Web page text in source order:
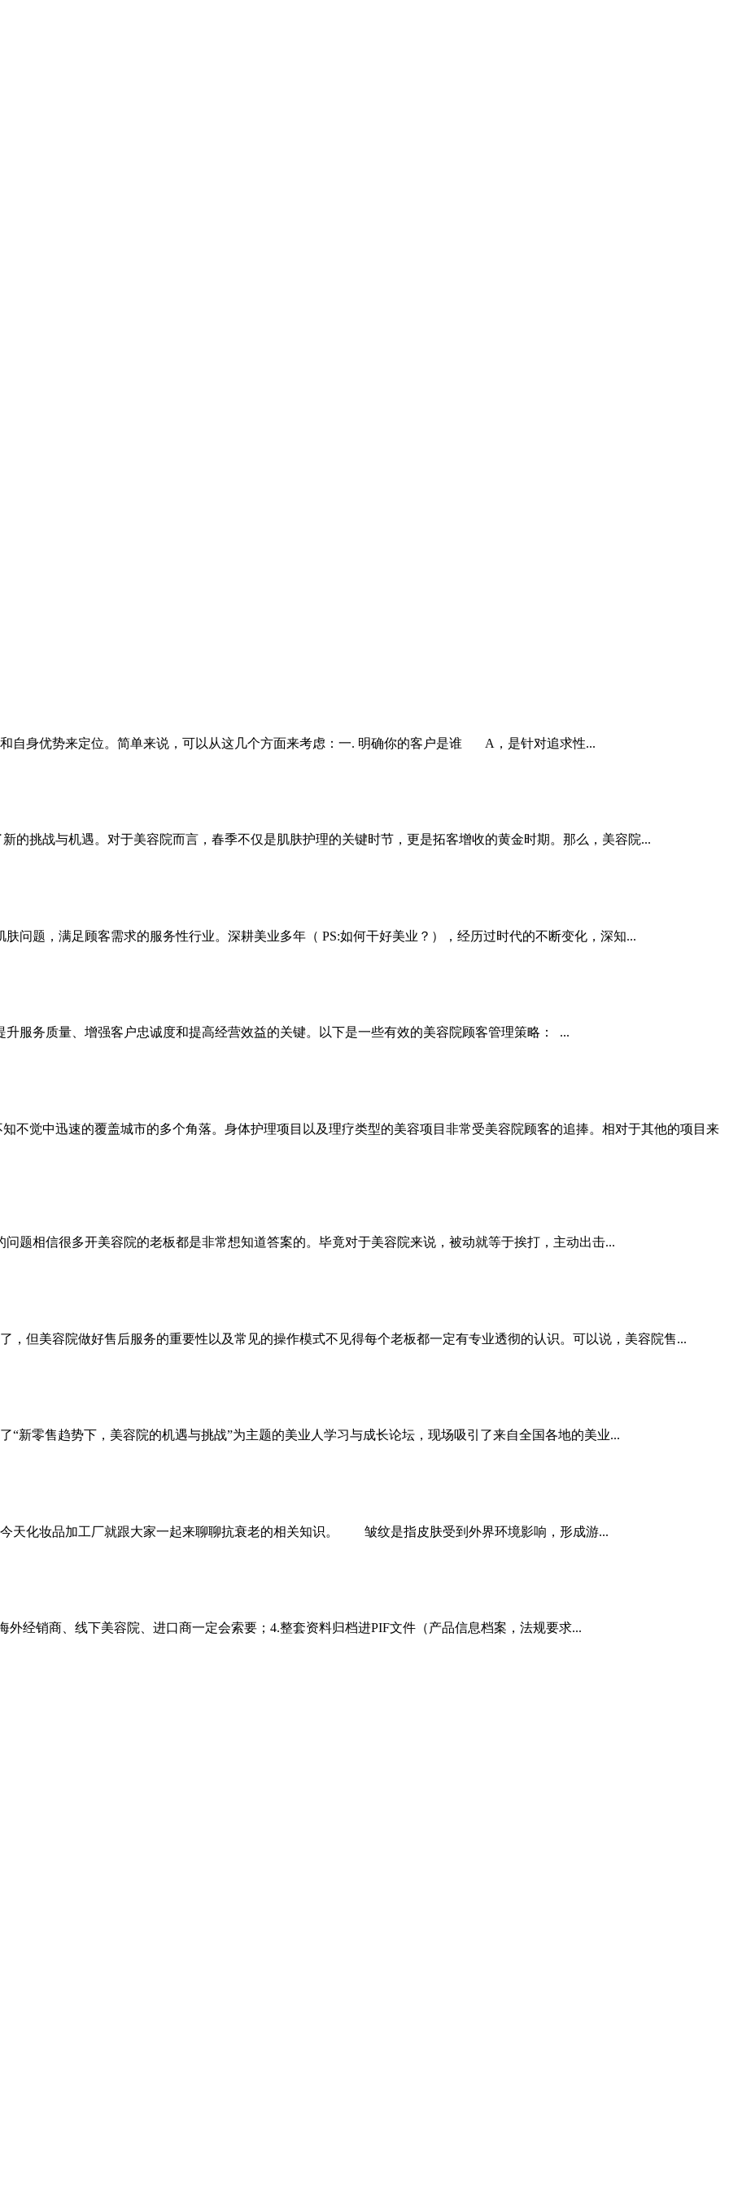
自身优势来定位。简单来说，可以从这几个方面来考虑：一. 明确你的客户是谁 A，是针对追求性...
的挑战与机遇。对于美容院而言，春季不仅是肌肤护理的关键时节，更是拓客增收的黄金时期。那么， 美容院...
题，满足顾客需求的服务性行业。深耕美业多年（ PS:如何干好美业？），经历过时代的不断变化，深知...
升服务质量、增强客户忠诚度和提高经营效益的关键。以下是一些有效的美容院顾客管理策略： ...
知不觉中迅速的覆盖城市的多个角落。身体护理项目以及理疗类型的美容项目非常受美容院顾客的追捧。相对于其他的项目来
题相信很多开美容院的老板都是非常想知道答案的。毕竟对于美容院来说，被动就等于挨打，主动出击...
，但美容院做好售后服务的重要性以及常见的操作模式不见得每个老板都一定有专业透彻的认识。可以说， 美容院售...
“新零售趋势下， 美容院的机遇与挑战”为主题的美业人学习与成长论坛，现场吸引了来自全国各地的美业...
天化妆品加工厂就跟大家一起来聊聊抗衰老的相关知识。 皱纹是指皮肤受到外界环境影响，形成游...
外经销商、线下美容院 、进口商一定会索要；4.整套资料归档进PIF文件（产品信息档案，法规要求...